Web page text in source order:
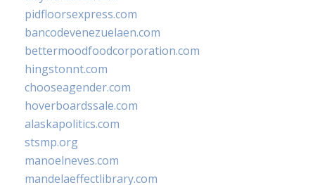
pidfloorsexpress.com
bancodevenezuelaen.com
bettermoodfoodcorporation.com
hingstonnt.com
chooseagender.com
hoverboardssale.com
alaskapolitics.com
stsmp.org
manoelneves.com
mandelaeffectlibrary.com